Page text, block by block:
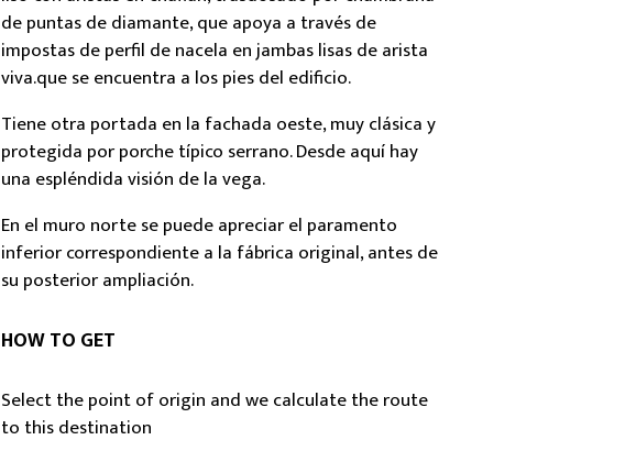
de puntas de diamante, que apoya a través de
impostas de perfil de nacela en jambas lisas de arista
viva.que se encuentra a los pies del edificio.
Tiene otra portada en la fachada oeste, muy clásica y
protegida por porche típico serrano. Desde aquí hay
una espléndida visión de la vega.
En el muro norte se puede apreciar el paramento
inferior correspondiente a la fábrica original, antes de
su posterior ampliación.
HOW TO GET
Select the point of origin and we calculate the route
to this destination